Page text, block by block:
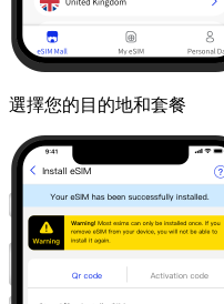
選擇您的目的地和套餐